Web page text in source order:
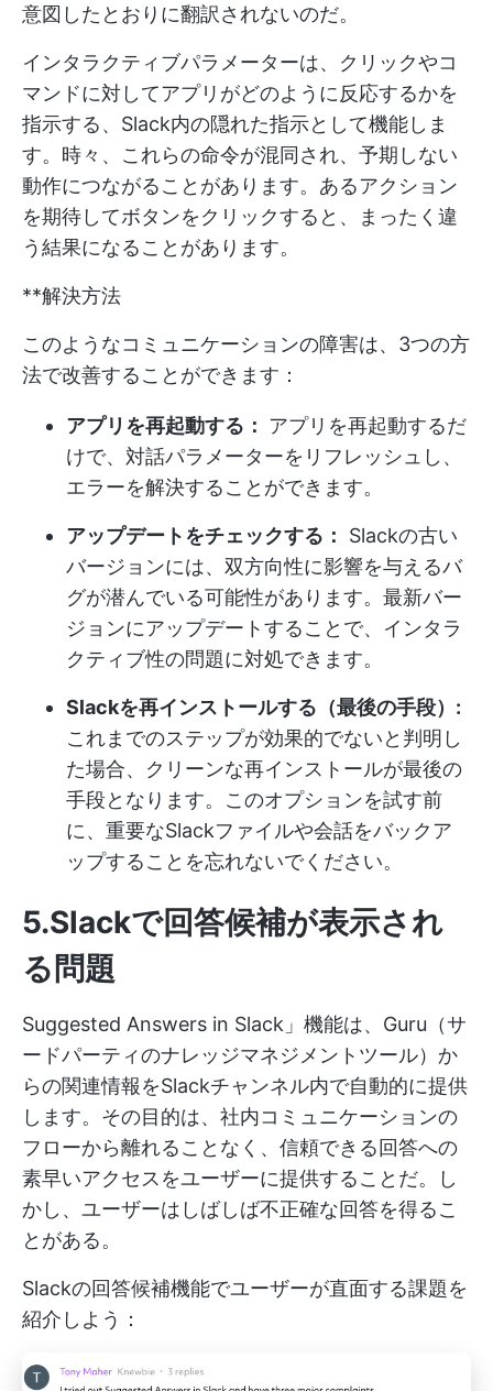
意図したとおりに翻訳されないのだ。
インタラクティブパラメーターは、クリックやコ
マンドに対してアプリがどのように反応するかを
指示する、Slack内の隠れた指示として機能しま
す。時々、これらの命令が混同され、予期しない
動作につながることがあります。あるアクション
を期待してボタンをクリックすると、まったく違
う結果になることがあります。
**解決方法
このようなコミュニケーションの障害は、3つの方
法で改善することができます：
アプリを再起動する： アプリを再起動するだ
けで、対話パラメーターをリフレッシュし、
エラーを解決することができます。
アップデートをチェックする：
Slackの古い
バージョンには、双方向性に影響を与えるバ
グが潜んでいる可能性があります。最新バー
ジョンにアップデートすることで、インタラ
クティブ性の問題に対処できます。
Slackを再インストールする（最後の手段）:
これまでのステップが効果的でないと判明し
た場合、クリーンな再インストールが最後の
手段となります。このオプションを試す前
に、重要なSlackファイルや会話をバックア
ップすることを忘れないでください。
5.Slackで回答候補が表示され
る問題
Suggested Answers in Slack」機能は、Guru（サ
ードパーティのナレッジマネジメントツール）か
らの関連情報をSlackチャンネル内で自動的に提供
します。その目的は、社内コミュニケーションの
フローから離れることなく、信頼できる回答への
素早いアクセスをユーザーに提供することだ。し
かし、ユーザーはしばしば不正確な回答を得るこ
とがある。
Slackの回答候補機能でユーザーが直面する課題を
紹介しよう：